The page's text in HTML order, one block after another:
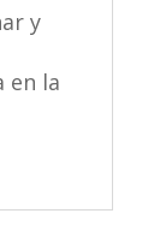
y
en la